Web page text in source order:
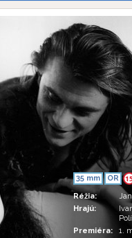
35 mm OR
Réžia:
Hrajú:
Premiéra:
1.